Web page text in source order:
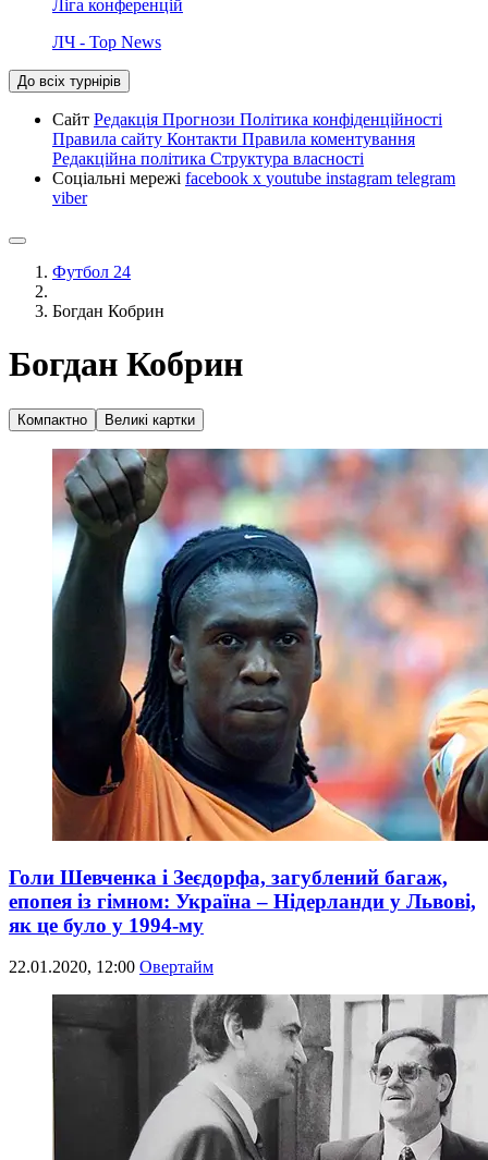
Ліга конференцій
ЛЧ - Top News
До всіх турнірів
Сайт Редакція Прогнози Політика конфіденційності
Правила сайту Контакти Правила коментування
Редакційна політика Структура власності
Соціальні мережі facebook x youtube instagram telegram
viber
Футбол 24
Богдан Кобрин
Богдан Кобрин
Компактно Великі картки
Голи Шевченка і Зеєдорфа, загублений багаж,
епопея із гімном: Україна – Нідерланди у Львові,
як це було у 1994-му
22.01.2020, 12:00 Овертайм